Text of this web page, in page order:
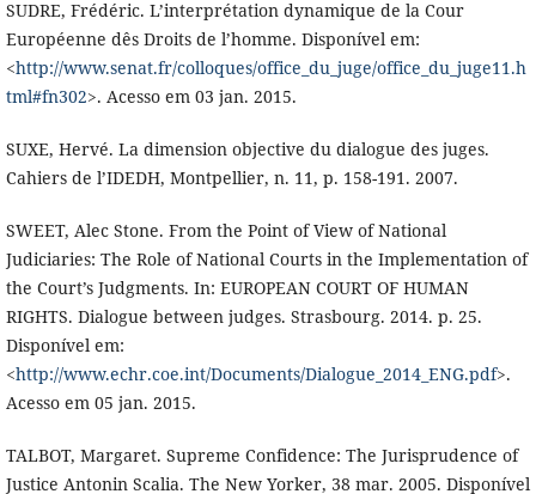
SUDRE, Frédéric. L’interprétation dynamique de la Cour
Européenne dês Droits de l’homme. Disponível em:
<http://www.senat.fr/colloques/office_du_juge/office_du_juge11.h
tml#fn302>. Acesso em 03 jan. 2015.
SUXE, Hervé. La dimension objective du dialogue des juges.
Cahiers de l’IDEDH, Montpellier, n. 11, p. 158-191. 2007.
SWEET, Alec Stone. From the Point of View of National
Judiciaries: The Role of National Courts in the Implementation of
the Court’s Judgments. In: EUROPEAN COURT OF HUMAN
RIGHTS. Dialogue between judges. Strasbourg. 2014. p. 25.
Disponível em:
<http://www.echr.coe.int/Documents/Dialogue_2014_ENG.pdf>.
Acesso em 05 jan. 2015.
TALBOT, Margaret. Supreme Confidence: The Jurisprudence of
Justice Antonin Scalia. The New Yorker, 38 mar. 2005. Disponível